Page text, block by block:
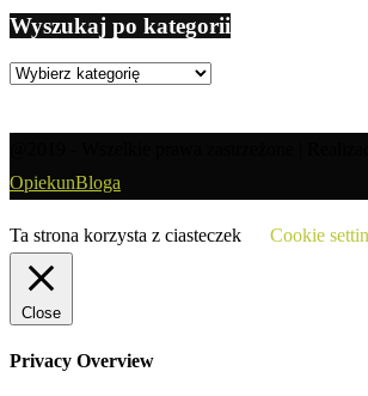
Wyszukaj po kategorii
Wyszukaj
OpiekunBloga
Ta strona korzysta z ciasteczek Cookie
Close
Privacy Overview